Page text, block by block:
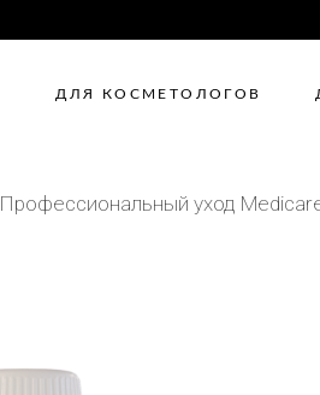
ДЛЯ КОСМЕТОЛОГОВ
Профессиональный уход